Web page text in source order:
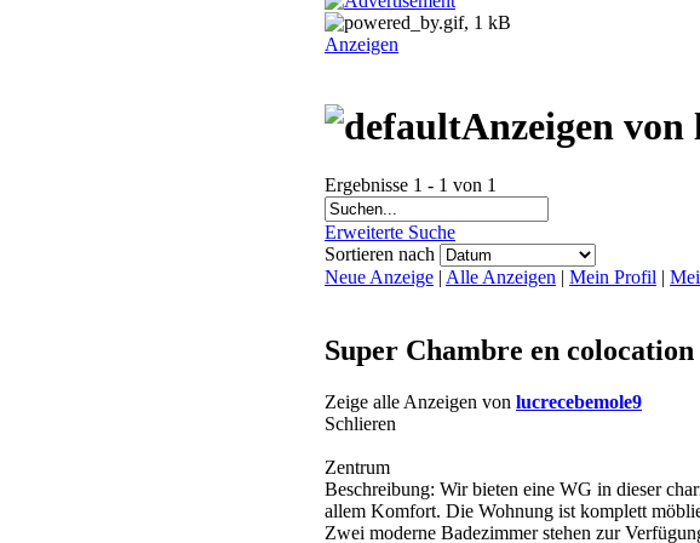
Anzeigen
Anzeigen von
Ergebnisse 1 - 1 von 1
Erweiterte Suche
Sortieren nach
Neue Anzeige | Alle Anzeigen | Mein Profil |
Super Chambre en
Zeige alle Anzeigen von lucrecebemole9
Schlieren
Zentrum
Beschreibung: Wir bieten eine WG in dieser
allem Komfort. Die Wohnung ist komplett
Zwei moderne Badezimmer stehen zur